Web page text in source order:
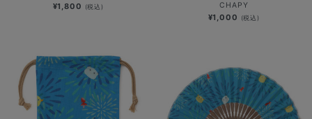
¥1,800 (税込)
CHAPY
¥1,000 (税込)